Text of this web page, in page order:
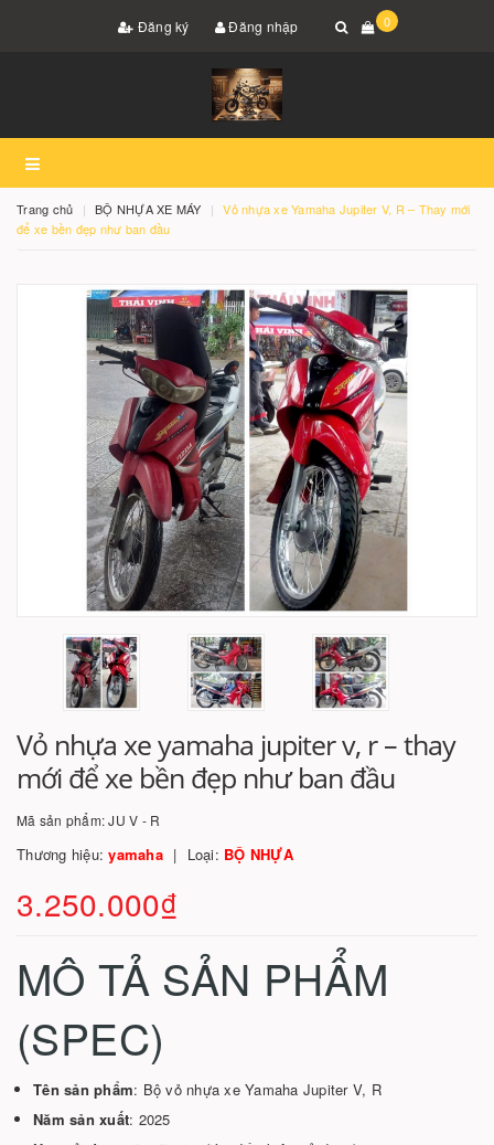
Đăng ký Đăng nhập 0
Trang chủ BỘ NHỰA XE MÁY
Vỏ nhựa xe Yamaha Jupiter V, R – Thay mới
để xe bền đẹp như ban đầu
Vỏ nhựa xe yamaha jupiter v, r – thay
mới để xe bền đẹp như ban đầu
Mã sản phẩm:JU V - R
Thương hiệu:yamaha Loại: BỘ NHỰA
3.250.000₫
MÔ TẢ SẢN PHẨM
(SPEC)
Tên sản phẩm: Bộ vỏ nhựa xe Yamaha Jupiter V, R
Năm sản xuất: 2025